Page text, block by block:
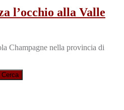
l’occhio alla Valle
Champagne nella provincia di